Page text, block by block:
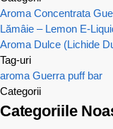
Aroma Concentrata
Lămâie – Lemon E-
Aroma Dulce (Lichide
Tag-uri
aroma Guerra puff bar
Categorii
Categoriile